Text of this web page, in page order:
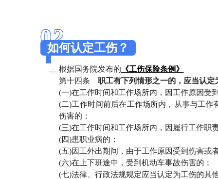
02
如何认定工伤？
根据国务院发布的 《工伤保险条例》
第十四条职工有下列情形之一的，应当认定
(一)在工作时间和工作场所内，因工作原因受
(二)工作时间前后在工作场所内，从事与工
伤害的；
(三)在工作时间和工作场所内，因履行工作职
(四)患职业病的；
(五)因工外出期间，由于工作原因受到伤害或
(六)在上下班途中，受到机动车事故伤害的；
(七)法律、行政法规规定应当认定为工伤的其